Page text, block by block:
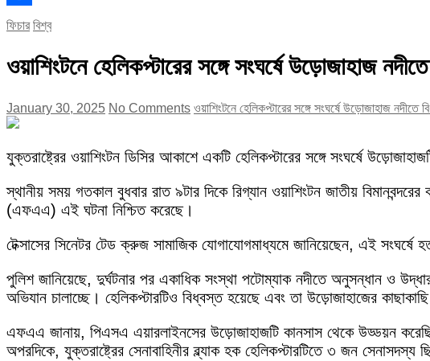
Share
ফিচার বিশ্ব
ওয়াশিংটনে হেলিকপ্টারের সঙ্গে সংঘর্ষে উড়োজাহাজ
January 30, 2025 No Comments ওয়াশিংটনে হেলিকপ্টারের সঙ্গে সংঘর্ষে উড়োজাহাজ নদীতে
যুক্তরাষ্ট্রের ওয়াশিংটন ডিসির আকাশে একটি হেলিকপ্টারের সঙ্গে সংঘর্ষে
স্থানীয় সময় গতকাল বুধবার রাত ৯টার দিকে রিগ্যান ওয়াশিংটন জাতীয়
(এফএএ) এই ঘটনা নিশ্চিত করেছে।
টেক্সাসের সিনেটর টেড ক্রুজ সামাজিক যোগাযোগমাধ্যমে জানিয়েছেন, এই সংঘর্ষে
পুলিশ জানিয়েছে, দুর্ঘটনার পর একাধিক সংস্থা পটোম্যাক নদীতে অনুসন্ধান ও
অভিযান চালাচ্ছে। হেলিকপ্টারটিও বিধ্বস্ত হয়েছে এবং তা উড়োজাহাজের
এফএএ জানায়, পিএসএ এয়ারলাইনসের উড়োজাহাজটি কানসাস থেকে উড্ডয়ন
অপরদিকে, যুক্তরাষ্ট্রের সেনাবাহিনীর ব্ল্যাক হক হেলিকপ্টারটিতে ৩ জন সেনাসদস্য